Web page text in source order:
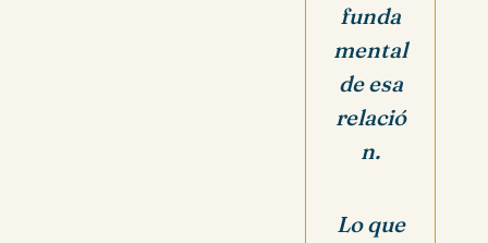
funda
mental
de esa
relació
n.
Lo que